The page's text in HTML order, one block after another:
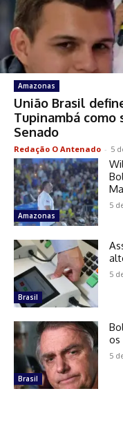
Amazonas
União Brasil
Tupinambá como
Senado
Redação O Antenado - 5
Amazonas
5
Brasil
5
Brasil
os
5